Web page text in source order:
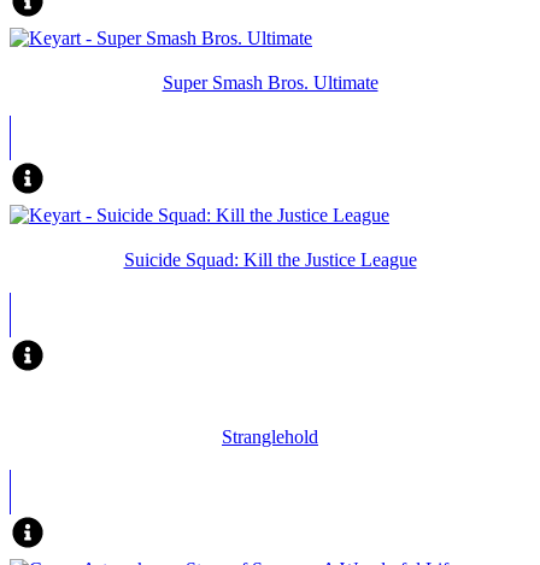
Super Smash Bros. Ultimate
Suicide Squad: Kill the Justice League
Stranglehold